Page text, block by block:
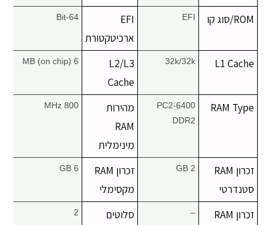
ROM/סוג קו EFI
EFI
ארכיטקטורת
64-Bit
L1 Cache
32k/32k
L2/L3
Cache
6 MB (on chip)
RAM Type
PC2-6400
DDR2
מהירות
RAM
מינימלית
800 MHz
זכרון RAM
סטנדרטי
2 GB
זכרון RAM
מקסימלי
6 GB
זכרון RAM
–
סלוטים
2